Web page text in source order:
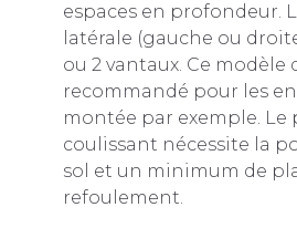
espaces en profondeur.
latérale (gauche ou
ou 2 vantaux. Ce modèle
recommandé pour les
montée par exemple. Le
coulissant nécessite la
sol et un minimum de
refoulement.